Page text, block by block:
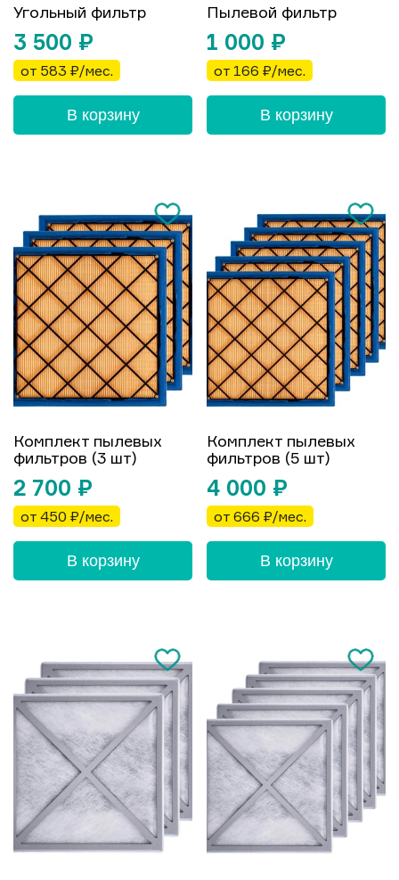
Угольный фильтр
3 500 ₽
от 583 ₽/мес.
В корзину
Пылевой фильтр
1 000 ₽
от 166 ₽/мес.
В корзину
Комплект пылевых
фильтров (3 шт)
2 700 ₽
от 450 ₽/мес.
В корзину
Комплект пылевых
фильтров (5 шт)
4 000 ₽
от 666 ₽/мес.
В корзину